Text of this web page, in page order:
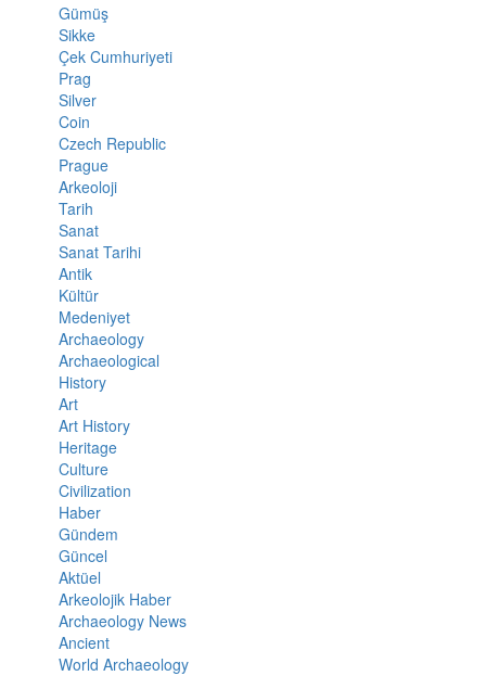
Gümüş
Sikke
Çek Cumhuriyeti
Prag
Silver
Coin
Czech Republic
Prague
Arkeoloji
Tarih
Sanat
Sanat Tarihi
Antik
Kültür
Medeniyet
Archaeology
Archaeological
History
Art
Art History
Heritage
Culture
Civilization
Haber
Gündem
Güncel
Aktüel
Arkeolojik Haber
Archaeology News
Ancient
World Archaeology